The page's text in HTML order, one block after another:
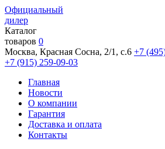
Официальный
дилер
Каталог
товаров 0
Москва, Красная Сосна, 2/1, с.6 +7
+7 (915) 259-09-03
Главная
Новости
О компании
Гарантия
Доставка и оплата
Контакты